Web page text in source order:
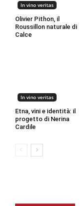
In vino veritas
Olivier Pithon, il
Roussillon naturale di
Calce
In vino veritas
Etna, vini e identità: il
progetto di Nerina
Cardile